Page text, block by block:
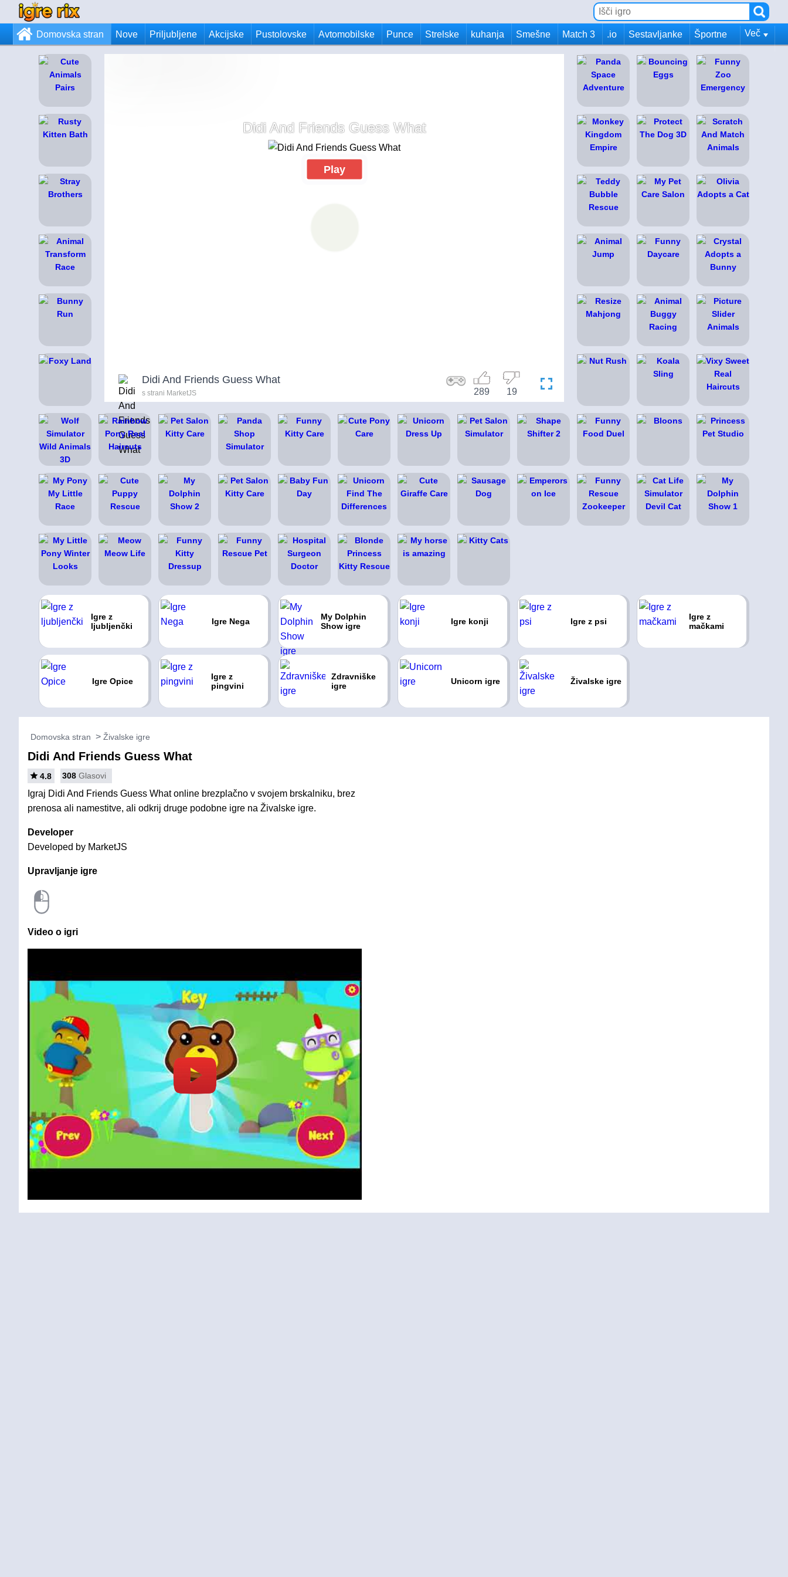
Domovska stran Nove Priljubljene Akcijske Pustolovske Avtomobilske Punce Strelske kuhanja Smešne Match 3 .io Sestavljanke Športne Več
Didi And Friends Guess What
Play
Didi And Friends Guess What
s strani MarketJS 19
289
Igre z
ljubljenčki
Igre Nega
My Dolphin
Show igre
Igre konji Igre z psi
Igre z
mačkami
Igre Opice
Igre z
pingvini
Zdravniške
igre
Unicorn igre Živalske igre
Domovska stran Živalske igre
Didi And Friends Guess What
4.8 308 Glasovi
Igraj Didi And Friends Guess What online brezplačno v svojem brskalniku, brez
prenosa ali namestitve, ali odkrij druge podobne igre na Živalske igre.
Developer
Developed by MarketJS
Upravljanje igre
Video o igri